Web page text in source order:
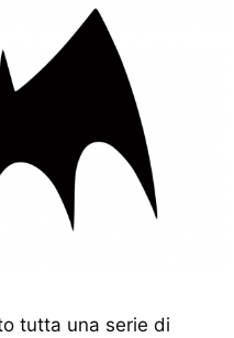
tutta una serie di